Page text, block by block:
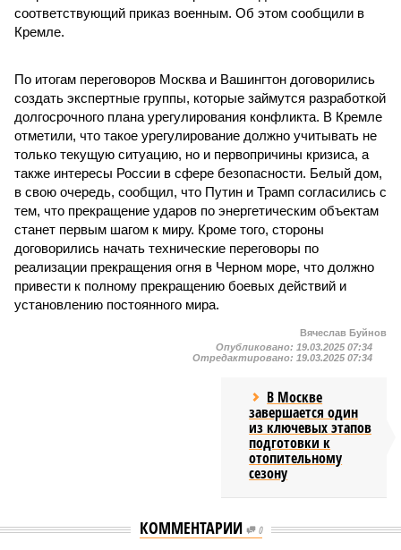
соответствующий приказ военным. Об этом сообщили в
Кремле.
По итогам переговоров Москва и Вашингтон договорились
создать экспертные группы, которые займутся разработкой
долгосрочного плана урегулирования конфликта. В Кремле
отметили, что такое урегулирование должно учитывать не
только текущую ситуацию, но и первопричины кризиса, а
также интересы России в сфере безопасности. Белый дом,
в свою очередь, сообщил, что Путин и Трамп согласились с
тем, что прекращение ударов по энергетическим объектам
станет первым шагом к миру. Кроме того, стороны
договорились начать технические переговоры по
реализации прекращения огня в Черном море, что должно
привести к полному прекращению боевых действий и
установлению постоянного мира.
Вячеслав Буйнов
Опубликовано: 19.03.2025 07:34
Отредактировано: 19.03.2025 07:34
В Москве
завершается один
из ключевых этапов
подготовки к
отопительному
сезону
КОММЕНТАРИИ 0